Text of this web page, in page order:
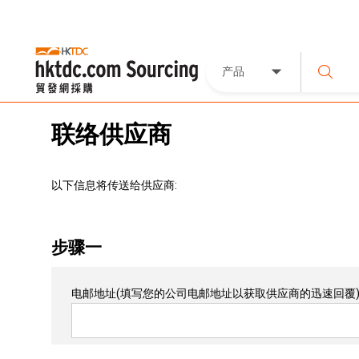
产品
联络供应商
以下信息将传送给供应商:
步骤一
电邮地址(填写您的公司电邮地址以获取供应商的迅速回覆)